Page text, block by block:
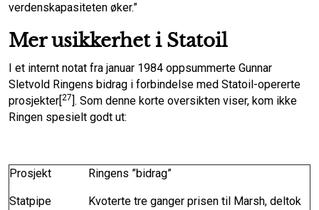
verdenskapasiteten øker.”
Mer usikkerhet i Statoil
I et internt notat fra januar 1984 oppsummerte Gunnar
Sletvold Ringens bidrag i forbindelse med Statoil-opererte
prosjekter[27]. Som denne korte oversikten viser, kom ikke
Ringen spesielt godt ut:
Prosjekt Ringens ”bidrag”
Statpipe
Kvoterte tre ganger prisen til Marsh, deltok